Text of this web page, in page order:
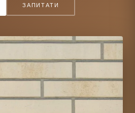
ЗАПИТАТИ